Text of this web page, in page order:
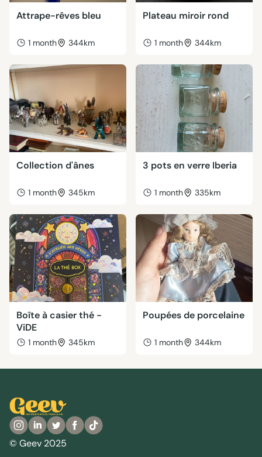
Attrape-rêves bleu
1 month 344km
Plateau miroir rond
1 month 344km
Collection d'ânes
1 month 345km
3 pots en verre Iberia
1 month 335km
Boîte à casier thé -
ViDE
1 month 345km
Poupées de porcelaine
1 month 344km
© Geev 2025